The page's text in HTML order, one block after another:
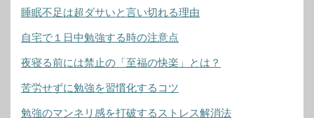
睡眠不足は超ダサいと言い切れる理由
自宅で１日中勉強する時の注意点
夜寝る前には禁止の「至福の快楽」とは？
苦労せずに勉強を習慣化するコツ
勉強のマンネリ感を打破するストレス解消法